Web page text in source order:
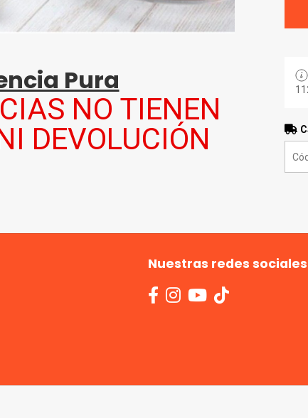
Pura
NO TIENEN
DEVOLUCIÓN
Nuestras redes sociales